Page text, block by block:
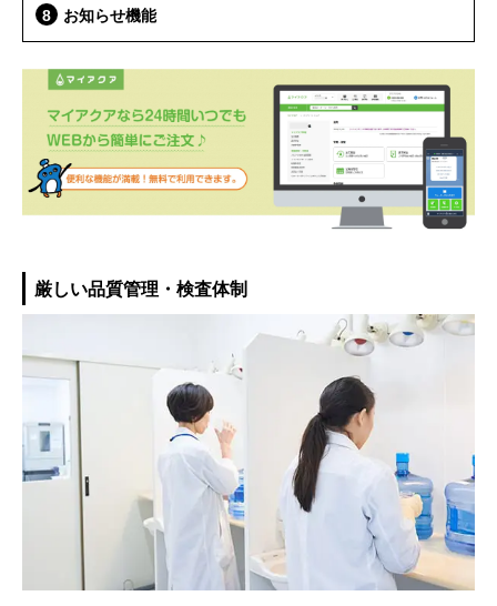
お知らせ機能
厳しい品質管理・検査体制